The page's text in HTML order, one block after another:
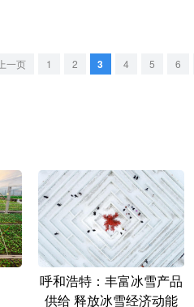
上一页 1 2 3 4 5 6
呼和浩特：丰富冰雪产品
供给 释放冰雪经济动能